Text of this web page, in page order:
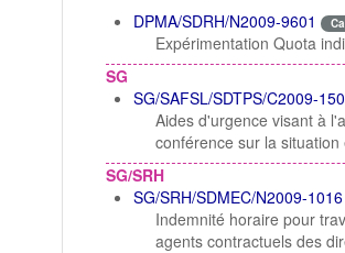
DPMA/SDRH/N2009-9601
Expérimentation Quota
SG
SG/SAFSL/SDTPS/C2009-
Aides d'urgence visant à
conférence sur la
SG/SRH
SG/SRH/SDMEC/N2009-1016
Indemnité horaire pour
agents contractuels des